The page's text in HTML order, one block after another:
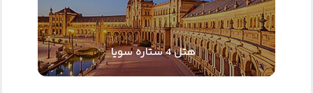
هتل 4 ستاره سویا